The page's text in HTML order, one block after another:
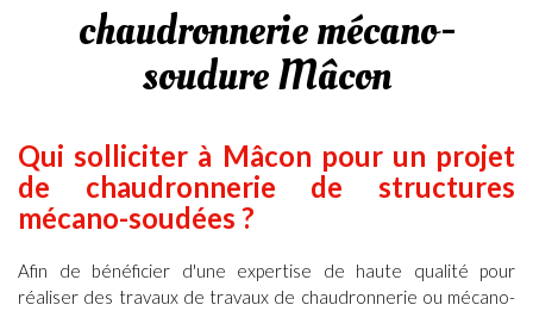
chaudronnerie mécano-
soudure Mâcon
Qui solliciter à Mâcon pour un projet
de chaudronnerie de structures
mécano-soudées ?
Afin de bénéficier d'une expertise de haute qualité pour
réaliser des travaux de travaux de chaudronnerie ou mécano-